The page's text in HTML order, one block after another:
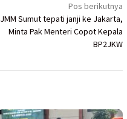
Pos berikutnya
JMM Sumut tepati janji ke Jakarta,
Minta Pak Menteri Copot Kepala
BP2JKW